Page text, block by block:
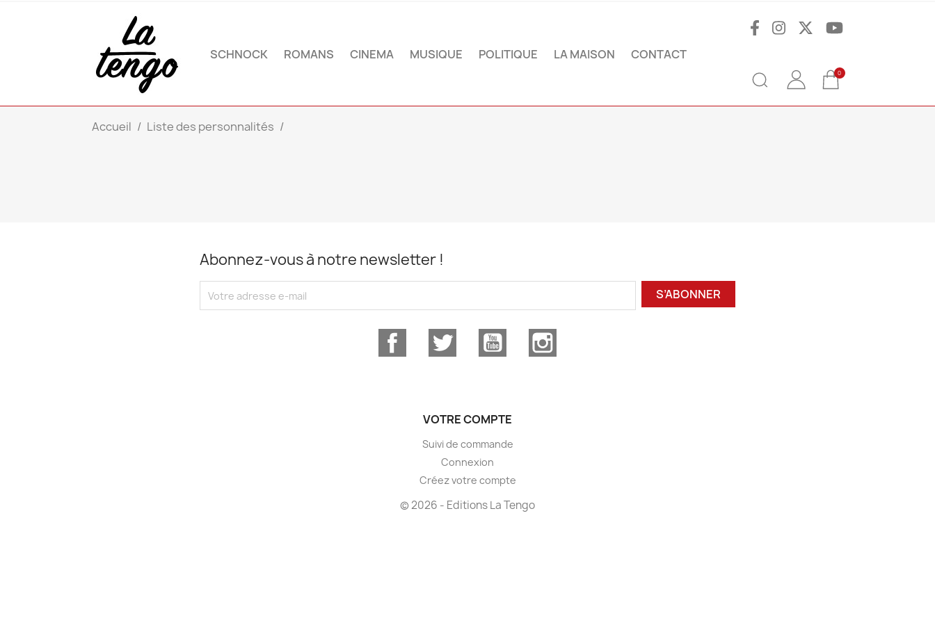
0
SCHNOCK ROMANS CINEMA MUSIQUE POLITIQUE LA MAISON CONTACT
Accueil Liste des personnalités
Abonnez-vous à notre newsletter !
S’ABONNER
Facebook Twitter YouTube
VOTRE COMPTE
Suivi de commande
Connexion
Créez votre compte
© 2026 - Editions La Tengo